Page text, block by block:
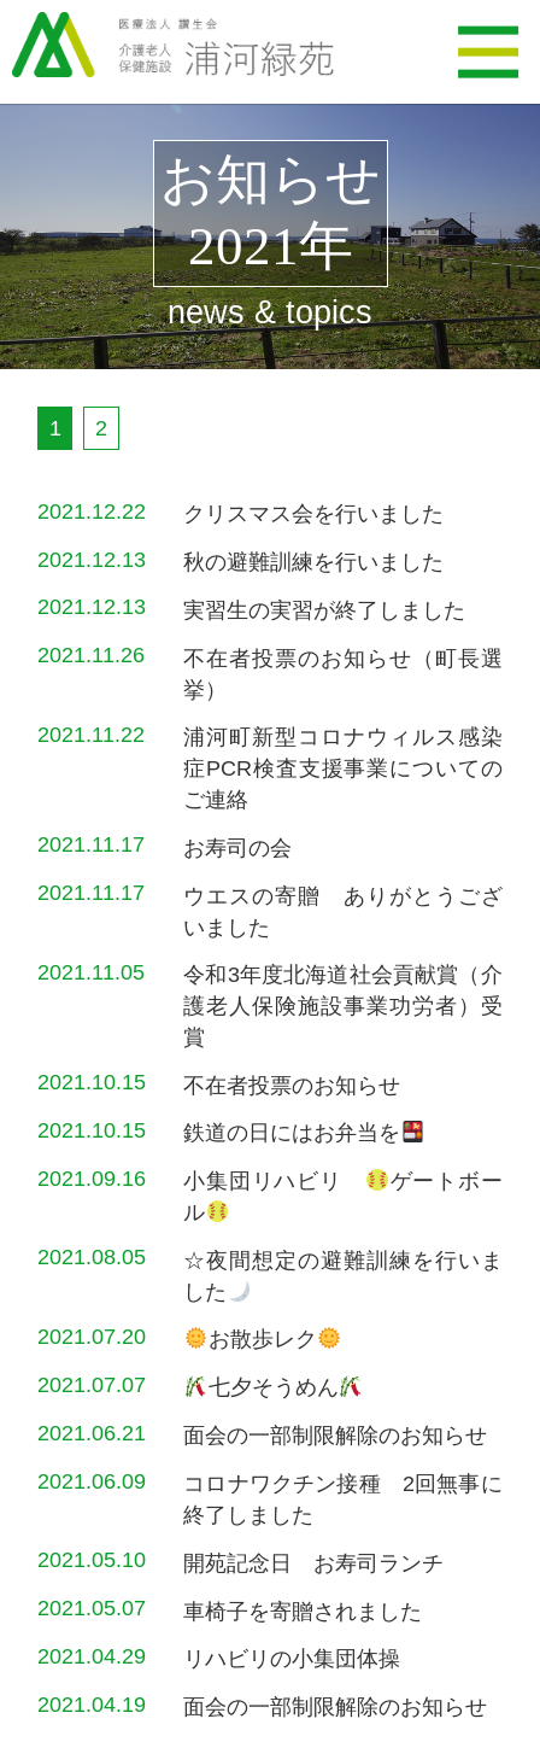
お知らせ
2021年
news & topics
1 2
2021.12.22
クリスマス会を行いました
2021.12.13
秋の避難訓練を行いました
2021.12.13
実習生の実習が終了しました
2021.11.26
不在者投票のお知らせ（町長選
挙）
2021.11.22
浦河町新型コロナウィルス感染
症PCR検査支援事業についての
ご連絡
2021.11.17
お寿司の会
2021.11.17
ウエスの寄贈 ありがとうござ
いました
2021.11.05
令和3年度北海道社会貢献賞（介
護老人保険施設事業功労者）受
賞
2021.10.15
不在者投票のお知らせ
2021.10.15
鉄道の日にはお弁当を
2021.09.16
小集団リハビリ
ゲートボー
ル
2021.08.05
☆夜間想定の避難訓練を行いま
した
2021.07.20
お散歩レク
2021.07.07
七夕そうめん
2021.06.21
面会の一部制限解除のお知らせ
2021.06.09
コロナワクチン接種 2回無事に
終了しました
2021.05.10
開苑記念日 お寿司ランチ
2021.05.07
車椅子を寄贈されました
2021.04.29
リハビリの小集団体操
2021.04.19
面会の一部制限解除のお知らせ